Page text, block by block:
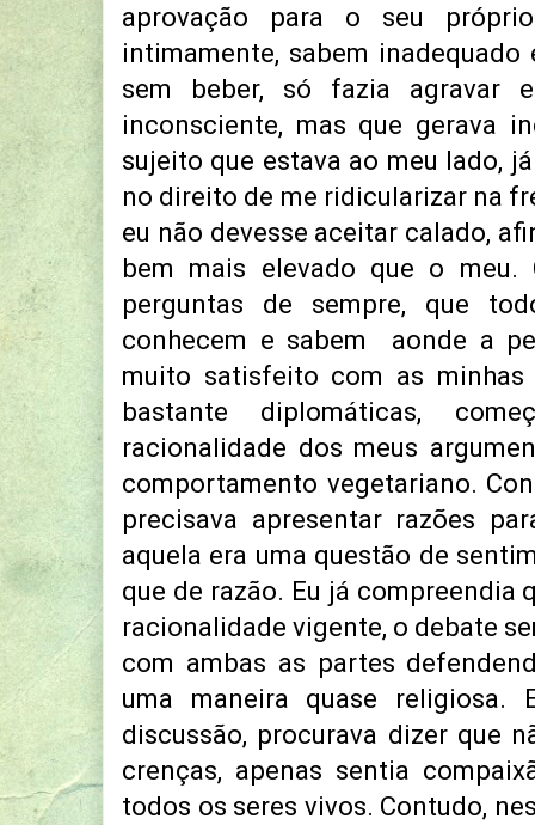
aprovação para o seu
intimamente, sabem
sem beber, só fazia agravar
inconsciente, mas que gerava
sujeito que estava ao meu lado,
no direito de me ridicularizar na
eu não devesse aceitar calado,
bem mais elevado que o meu.
perguntas de sempre, que
conhecem e sabem aonde a
muito satisfeito com as minhas
bastante diplomáticas,
racionalidade dos meus
comportamento vegetariano.
precisava apresentar razões
aquela era uma questão de
que de razão. Eu já compreendia
racionalidade vigente, o debate
com ambas as partes
uma maneira quase religiosa.
discussão, procurava dizer que
crenças, apenas sentia
todos os seres vivos. Contudo,